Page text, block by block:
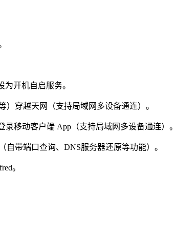
开机自启服务。
穿越天网（支持局域网多设备通连）。
录移动客户端 App（支持局域网多设备通连）。
自带端口查询、DNS服务器还原等功能）。
。